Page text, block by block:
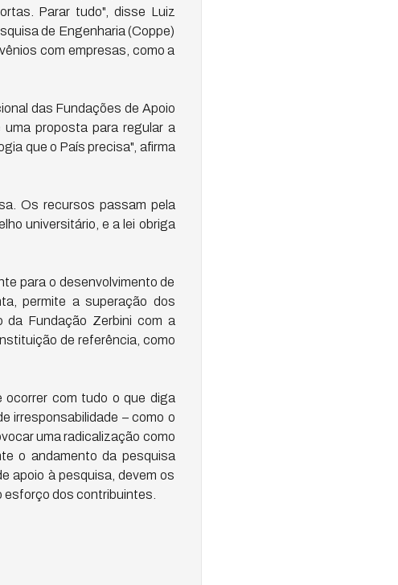
Parar tudo", disse Luiz
de Engenharia (Coppe)
com empresas, como a
das Fundações de Apoio
proposta para regular a
que o País precisa", afirma
Os recursos passam pela
universitário, e a lei obriga
para o desenvolvimento de
permite a superação dos
da Fundação Zerbini com a
de referência, como
ocorrer com tudo o que diga
irresponsabilidade – como o
uma radicalização como
o andamento da pesquisa
apoio à pesquisa, devem os
dos contribuintes.